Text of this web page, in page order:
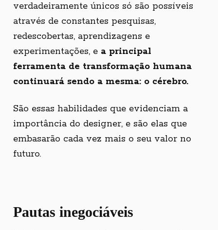
verdadeiramente únicos só são possíveis
através de constantes pesquisas,
redescobertas, aprendizagens e
experimentações, ea principal
ferramenta de transformação humana
continuará sendo a mesma: o cérebro.
São essas habilidades que evidenciam a
importância do designer, e são elas que
embasarão cada vez mais o seu valor no
futuro.
Pautas inegociáveis